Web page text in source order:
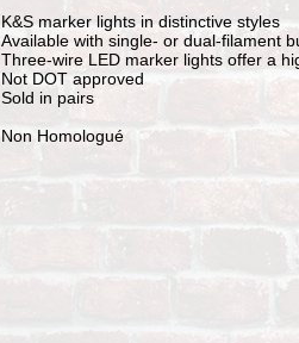
K&S marker lights in distinctive styles
Available with single- or dual-filament
Three-wire LED marker lights offer a
Not DOT approved
Sold in pairs
Non Homologué